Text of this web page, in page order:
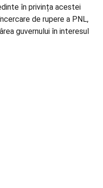
în privința acestei
de rupere a PNL,
guvernului în interesul